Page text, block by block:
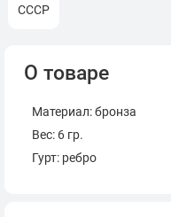
СССР
О товаре
Материал: бронза
Вес: 6 гр.
Гурт: ребро